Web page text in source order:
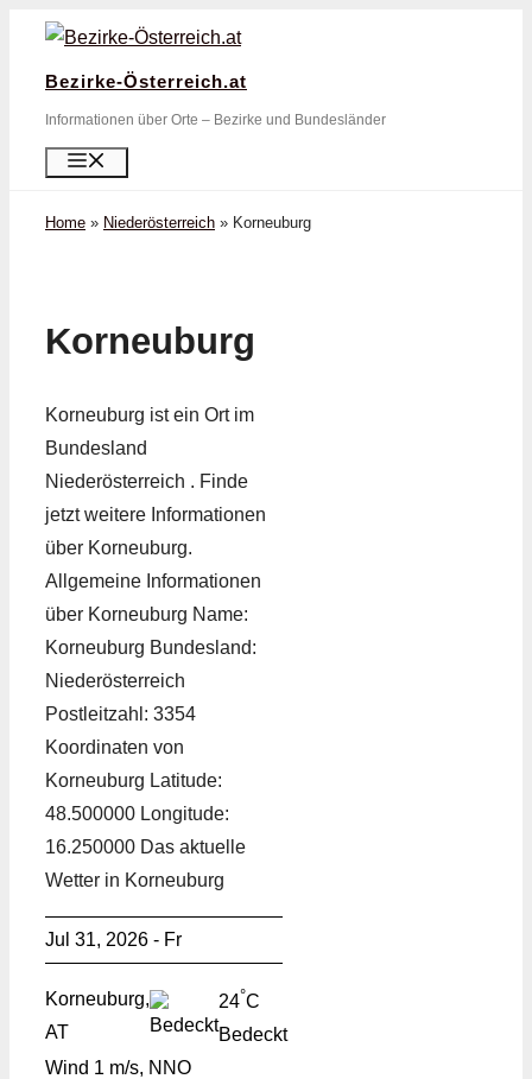
Zum
springen
Bezirke-Österreich.at
Informationen über Orte – Bezirke und Bundesländer
Home » Niederösterreich » Korneuburg
Korneuburg
Korneuburg ist ein Ort im
Bundesland
Niederösterreich . Finde
jetzt weitere Informationen
über Korneuburg.
Allgemeine Informationen
über Korneuburg Name:
Korneuburg Bundesland:
Niederösterreich
Postleitzahl: 3354
Koordinaten von
Korneuburg Latitude:
48.500000 Longitude:
16.250000 Das aktuelle
Wetter in Korneuburg
Jul 31, 2026 - Fr
Korneuburg,
AT
24°C
Bedeckt
Wind 1 m/s, NNO